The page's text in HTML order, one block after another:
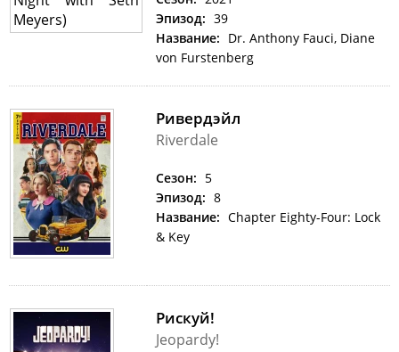
Эпизод: 39
Название: Dr. Anthony Fauci, Diane
von Furstenberg
Ривердэйл
Riverdale
Сезон: 5
Эпизод: 8
Название: Chapter Eighty-Four: Lock
& Key
Рискуй!
Jeopardy!